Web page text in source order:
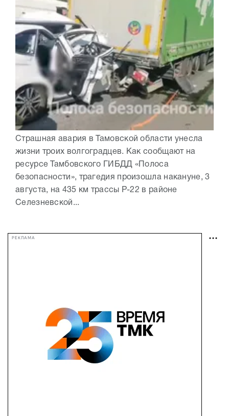
Страшная авария в Тамовской области унесла
жизни троих волгоградцев. Как сообщают на
ресурсе Тамбовского ГИБДД «Полоса
безопасности», трагедия произошла накануне, 3
августа, на 435 км трассы Р-22 в районе
Селезневской...
РЕКЛАМА